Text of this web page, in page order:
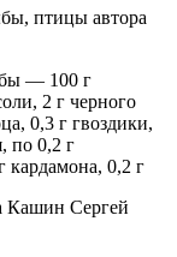
птицы автора
— 100 г
2 г черного
0,3 г гвоздики,
по 0,2 г
кардамона, 0,2 г
Кашин Сергей